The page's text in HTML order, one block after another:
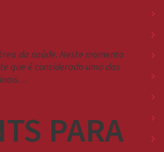
da saúde. Neste momento
que é considerado uma das
PARA